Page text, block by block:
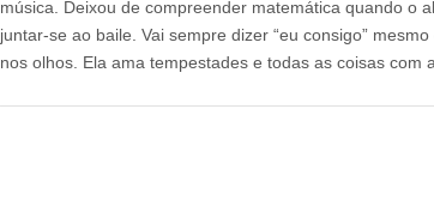
música. Deixou de compreender matemática quando o
juntar-se ao baile. Vai sempre dizer “eu consigo”
nos olhos. Ela ama tempestades e todas as coisas com